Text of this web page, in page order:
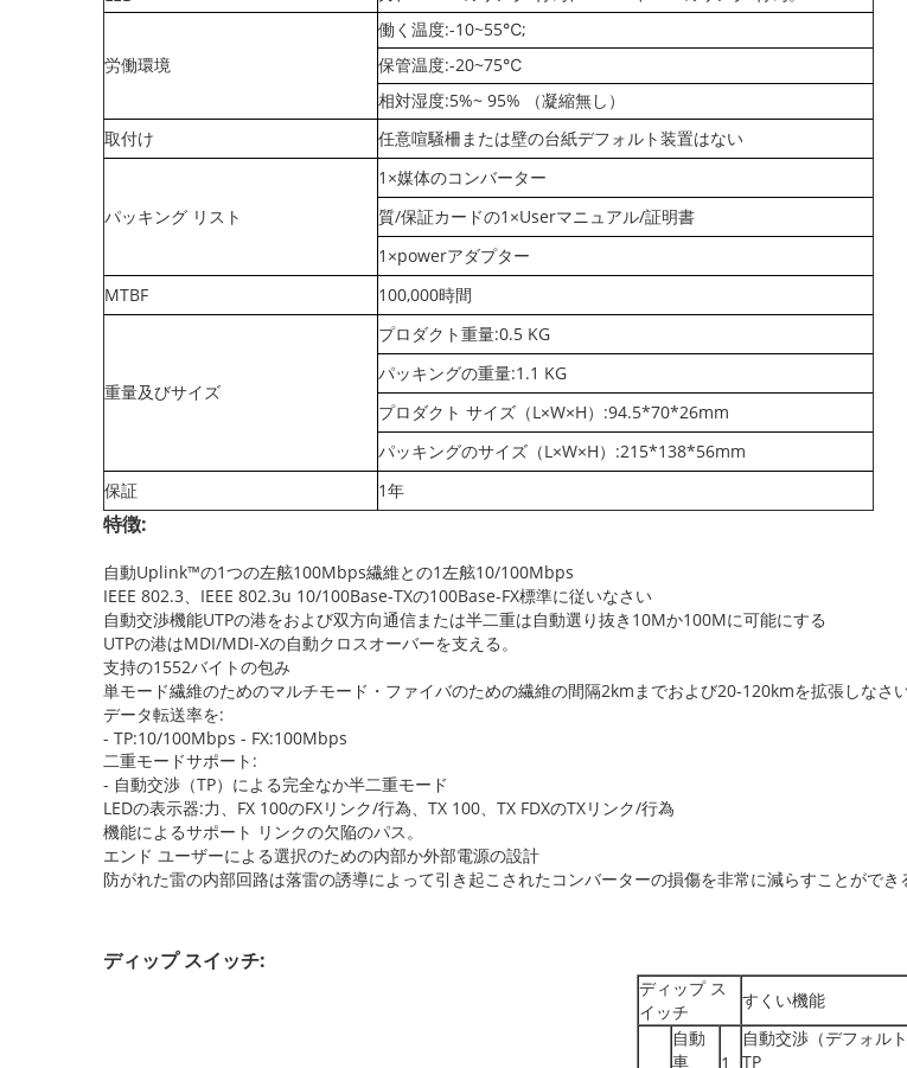
労働環境
働く温度:-10~55℃;
保管温度:-20~75℃
相対湿度:5%~ 95% （凝縮無し）
取付け
任意喧騒柵または壁の台紙デフォルト装置はない
パッキング リスト
1×媒体のコンバーター
質/保証カードの1×Userマニュアル/証明書
1×powerアダプター
MTBF
100,000時間
重量及びサイズ
プロダクト重量:0.5 KG
パッキングの重量:1.1 KG
プロダクト サイズ（L×W×H）:94.5*70*26mm
パッキングのサイズ（L×W×H）:215*138*56mm
保証
1年
特徴:
自動Uplink™の1つの左舷100Mbps繊維との1左舷10/100Mbps
IEEE 802.3、IEEE 802.3u 10/100Base-TXの100Base-FX標準に従いなさい
自動交渉機能UTPの港をおよび双方向通信または半二重は自動選り抜き10Mか100Mに可能にする
UTPの港はMDI/MDI-Xの自動クロスオーバーを支える。
支持の1552バイトの包み
単モード繊維のためのマルチモード・ファイバのための繊維の間隔2kmまでおよび20-120kmを拡張しなさ
データ転送率を:
- TP:10/100Mbps - FX:100Mbps
二重モードサポート:
- 自動交渉（TP）による完全なか半二重モード
LEDの表示器:力、FX 100のFXリンク/行為、TX 100、TX FDXのTXリンク/行為
機能によるサポート リンクの欠陥のパス。
エンド ユーザーによる選択のための内部か外部電源の設計
防がれた雷の内部回路は落雷の誘導によって引き起こされたコンバーターの損傷を非常に減らすことができ
ディップ スイッチ:
ディップ ス
イッチ
すくい機能
自動
車
1
自動交渉（デフォル
TP